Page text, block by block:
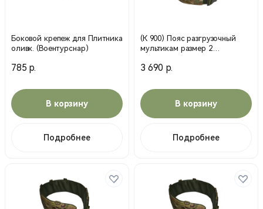
Боковой крепеж для Плитника
оливк. (Воентурснар)
785 р.
В корзину
Подробнее
(К 900) Пояс разгрузочный
мультикам размер 2
3 690 р.
В корзину
Подробнее